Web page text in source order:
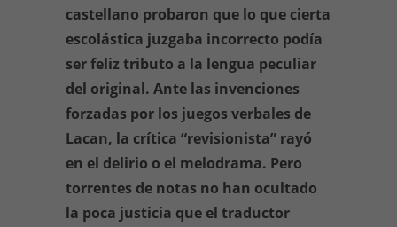
castellano probaron que lo que cierta
escolástica juzgaba incorrecto podía
ser feliz tributo a la lengua peculiar
del original. Ante las invenciones
forzadas por los juegos verbales de
Lacan, la crítica “revisionista” rayó
en el delirio o el melodrama. Pero
torrentes de notas no han ocultado
la poca justicia que el traductor